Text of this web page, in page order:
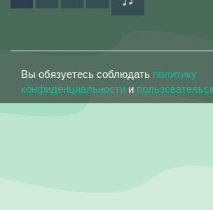
Вы обязуетесь соблюдать политику
конфиденциальности и